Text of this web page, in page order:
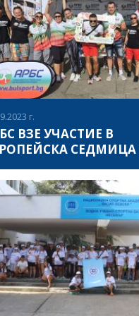
а част от отбора на
възможност да покаже
умения и способности.
свят" организира
година, в рамките на което
се включват в
дейности като пикълбол,
зумба и катерене по
ВИЖ ПОВЕЧЕ
г.
ВЗЕ УЧАСТИЕ В
СЕДМИЦА
между 23 и 30
всички жители и гости на
да станат част от
празник в Европа.
на спорта е инициатива
комисия, която се
септември в цяла Европа от
Чрез седмицата, която се
формата на кампания за
ВИЖ ПОВЕЧЕ